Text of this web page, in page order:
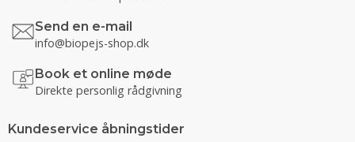
Send en e-mail
info@biopejs-shop.dk
Book et online møde
Direkte personlig rådgivning
Kundeservice åbningstider